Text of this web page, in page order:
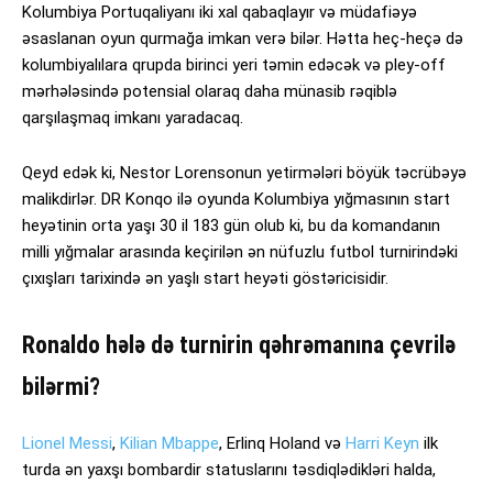
Kolumbiya Portuqaliyanı iki xal qabaqlayır və müdafiəyə
əsaslanan oyun qurmağa imkan verə bilər. Hətta heç-heçə də
kolumbiyalılara qrupda birinci yeri təmin edəcək və pley-off
mərhələsində potensial olaraq daha münasib rəqiblə
qarşılaşmaq imkanı yaradacaq.
Qeyd edək ki, Nestor Lorensonun yetirmələri böyük təcrübəyə
malikdirlər. DR Konqo ilə oyunda Kolumbiya yığmasının start
heyətinin orta yaşı 30 il 183 gün olub ki, bu da komandanın
milli yığmalar arasında keçirilən ən nüfuzlu futbol turnirindəki
çıxışları tarixində ən yaşlı start heyəti göstəricisidir.
Ronaldo hələ də turnirin qəhrəmanına çevrilə
bilərmi?
Lionel Messi, Kilian Mbappe, Erlinq Holand və Harri Keyn ilk
turda ən yaxşı bombardir statuslarını təsdiqlədikləri halda,